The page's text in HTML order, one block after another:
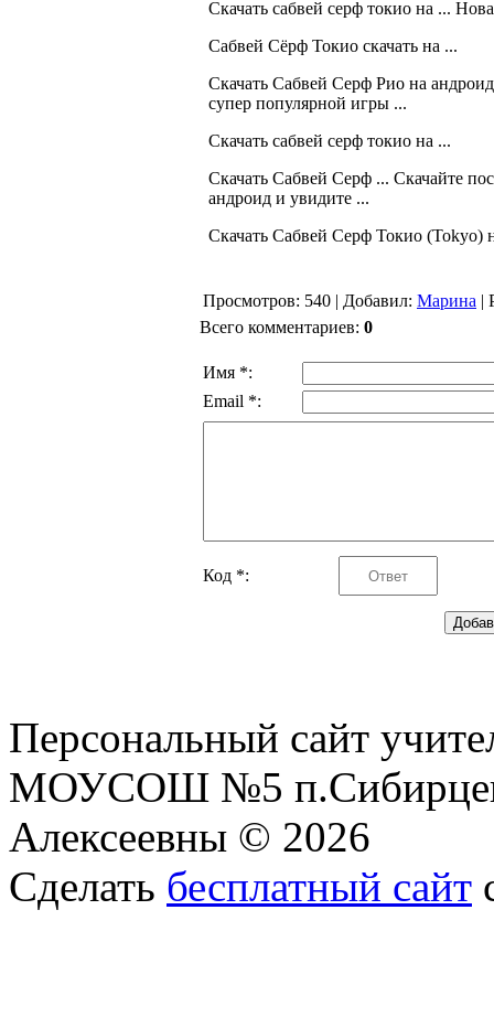
Скачать сабвей серф токио на ...
Сабвей Сёрф Токио скачать на ...
Скачать Сабвей Серф Рио на
супер популярной игры ...
Скачать сабвей серф токио на ...
Скачать Сабвей Серф ... Скачайте
андроид и увидите ...
Скачать Сабвей Серф Токио (Tokyo)
Просмотров: 540 | Добавил: Марина |
Всего комментариев: 0
Имя *:
Email *:
Код *:
Персональный сайт
МОУСОШ №5
Алексеевны © 2026
Сделать бесплатный сайт